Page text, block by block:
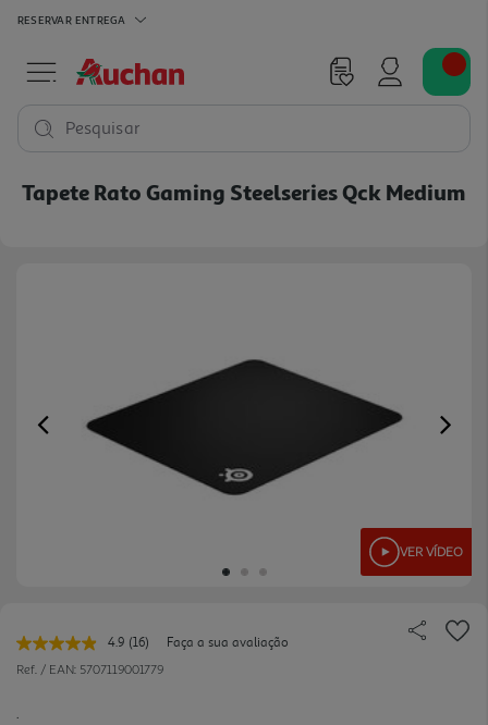
RESERVAR ENTREGA
Pesquisar
Tapete Rato Gaming Steelseries Qck Medium
Previous
VER VÍDEO
4.9 Leu
16
(16)
Faça a sua avaliação
Ref. / EAN: 5707119001779
.